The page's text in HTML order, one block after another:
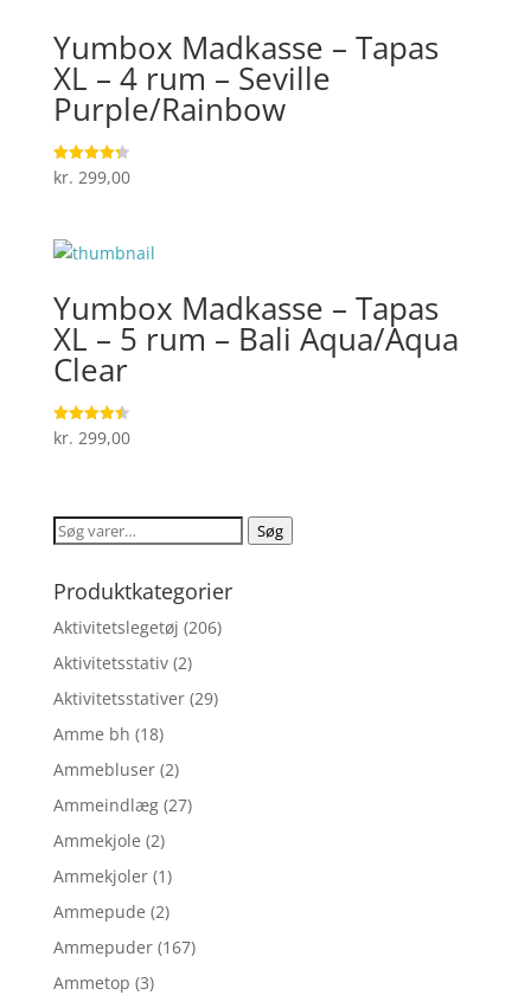
Yumbox Madkasse – Tapas
XL – 4 rum – Seville
Purple/Rainbow
Vurderet
4.3
kr. 299,00
Yumbox Madkasse – Tapas
XL – 5 rum – Bali Aqua/Aqua
Clear
Vurderet
4.5
kr. 299,00
Søg
Søg
Produktkategorier
Aktivitetslegetøj (206)
Aktivitetsstativ (2)
Aktivitetsstativer (29)
Amme bh (18)
Ammebluser (2)
Ammeindlæg (27)
Ammekjole (2)
Ammekjoler (1)
Ammepude (2)
Ammepuder (167)
Ammetop (3)